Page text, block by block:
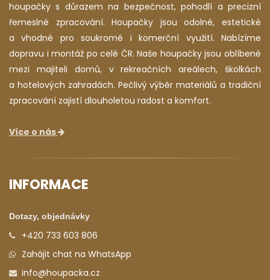
houpačky s důrazem na bezpečnost, pohodlí a precizní
řemeslné zpracování. Houpačky jsou odolné, estetické
a vhodné pro soukromé i komerční využití. Nabízíme
dopravu i montáž po celé ČR. Naše houpačky jsou oblíbené
mezi majiteli domů, v rekreačních areálech, školkách
a hotelových zahradách. Pečlivý výběr materiálů a tradiční
zpracování zajistí dlouholetou radost a komfort.
Více o nás
INFORMACE
Dotazy, objednávky
+420 733 603 806
Zahájit chat na WhatsApp
info@houpacka.cz